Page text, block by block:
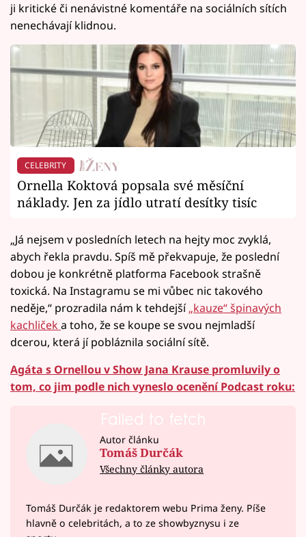
ji kritické či nenávistné komentáře na sociálních sítích
nenechávají klidnou.
CELEBRITY
Ornella Koktová popsala své měsíční
náklady. Jen za jídlo utratí desítky tisíc
„Já nejsem v posledních letech na hejty moc zvyklá,
abych řekla pravdu. Spíš mě překvapuje, že poslední
dobou je konkrétně platforma Facebook strašně
toxická. Na Instagramu se mi vůbec nic takového
neděje,“ prozradila nám k tehdejší„kauze“ špinavých
kachliček a toho, že se koupe se svou nejmladší
dcerou, která jí pobláznila sociální sítě.
Agáta s Ornellou v Show Jana Krause promluvily o
tom, co jim podle nich vyneslo ocenění Podcast roku:
Failed to fetch
Autor článku
Tomáš Durčák
Všechny články autora
Tomáš Durčák je redaktorem webu Prima ženy. Píše
hlavně o celebritách, a to ze showbyznysu i ze